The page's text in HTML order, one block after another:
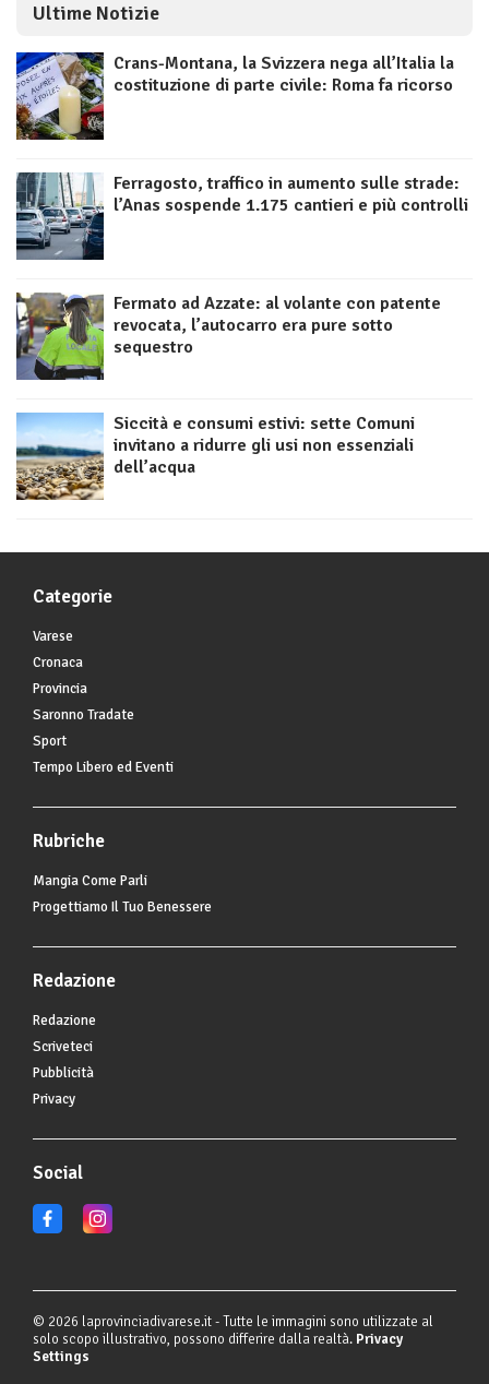
Ultime Notizie
Crans-Montana, la Svizzera nega all’Italia la
costituzione di parte civile: Roma fa ricorso
Ferragosto, traffico in aumento sulle strade:
l’Anas sospende 1.175 cantieri e più controlli
Fermato ad Azzate: al volante con patente
revocata, l’autocarro era pure sotto
sequestro
Siccità e consumi estivi: sette Comuni
invitano a ridurre gli usi non essenziali
dell’acqua
Categorie
Varese
Cronaca
Provincia
Saronno Tradate
Sport
Tempo Libero ed Eventi
Rubriche
Mangia Come Parli
Progettiamo Il Tuo Benessere
Redazione
Redazione
Scriveteci
Pubblicità
Privacy
Social
© 2026 laprovinciadivarese.it - Tutte le immagini sono utilizzate al
solo scopo illustrativo, possono differire dalla realtà. Privacy
Settings